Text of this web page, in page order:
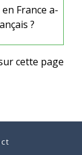
France a-
?
cette page